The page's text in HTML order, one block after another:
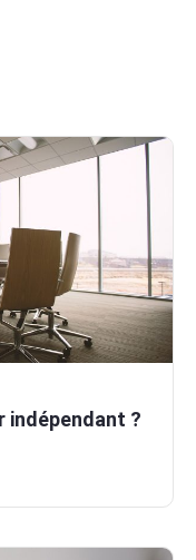
indépendant ?